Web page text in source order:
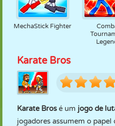
MechaStick Fighter
Karate Bros
Karate Brosé um jogo de
jogadores assumem o